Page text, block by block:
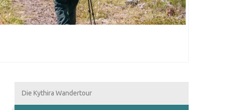
Die Kythira Wandertour